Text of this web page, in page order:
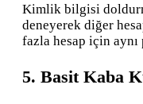
Kimlik bilgisi
deneyerek diğer
fazla hesap için aynı
5. Basit Kaba